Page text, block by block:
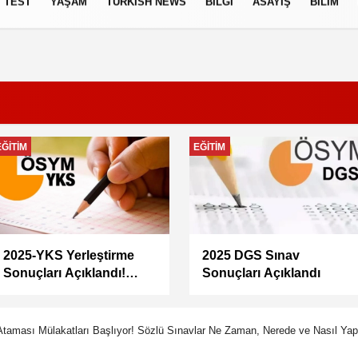
Memur maaşları artacak
mı? Memur-Sen Başkanı
önerisi
GÜNCEL
Doğacan Taşpınar neden
öldü, kimdir, evli mi?
kaybetti
Mülakatları Başlıyor! Sözlü Sınavlar Ne Zaman, Nerede ve Nasıl